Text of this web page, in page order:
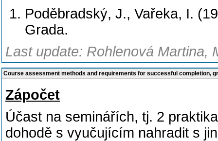
Poděbradský, J., Vařeka, I.
Grada.
Last update: Rohlenová Martina,
Course assessment methods and requirements for successful completion,
Zápočet
Účast na seminářích, tj. 2
dohodě s vyučujícím nahradit s